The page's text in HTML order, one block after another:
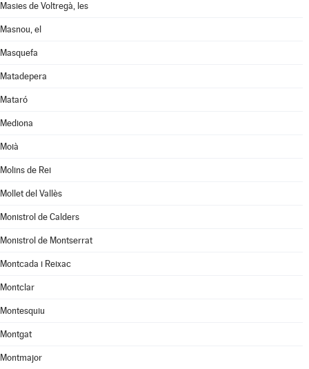
Masies de Voltregà, les
Masnou, el
Masquefa
Matadepera
Mataró
Mediona
Moià
Molins de Rei
Mollet del Vallès
Monistrol de Calders
Monistrol de Montserrat
Montcada i Reixac
Montclar
Montesquiu
Montgat
Montmajor